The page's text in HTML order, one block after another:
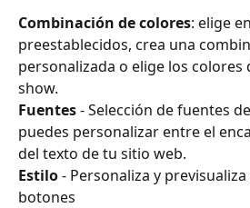
Combinación de colores: elige
preestablecidos, crea una
personalizada o elige los colores
show.
Fuentes - Selección de fuentes
puedes personalizar entre el
del texto de tu sitio web.
Estilo - Personaliza y
botones